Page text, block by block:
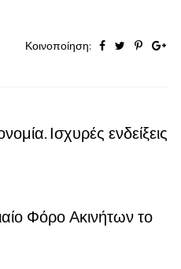
Κοινοποίηση:
Ισχυρές ενδείξεις
Φόρο Ακινήτων το